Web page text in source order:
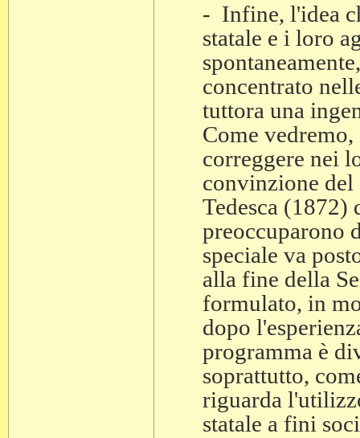
- Infine, l'idea
statale e i loro
concentrato
tuttora una
Come
correggere nei
convinzione
Tedesca (1872)
preoccuparono
speciale va
alla fine della
formulato, in
dopo
programma è
soprattutto,
riguarda
statale a fini